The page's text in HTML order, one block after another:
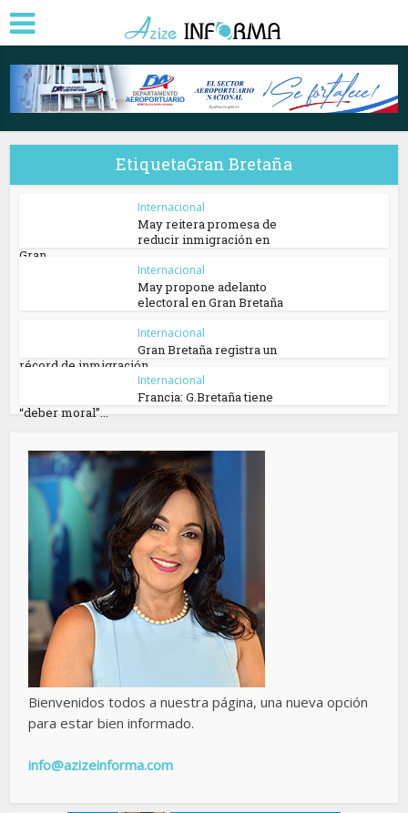
EtiquetaGran Bretaña
Internacional
May reitera promesa de
reducir inmigración en
Gran...
Internacional
May propone adelanto
electoral en Gran Bretaña
Internacional
Gran Bretaña registra un
récord de inmigración
Internacional
Francia: G.Bretaña tiene
“deber moral”...
Bienvenidos todos a nuestra página, una nueva opción
para estar bien informado.
info@azizeinforma.com